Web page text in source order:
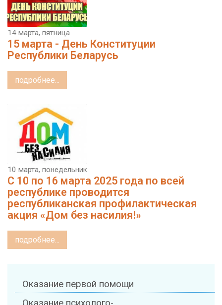
14 марта, пятница
15 марта - День Конституции
Республики Беларусь
подробнее...
10 марта, понедельник
С 10 по 16 марта 2025 года по всей
республике проводится
республиканская профилактическая
акция «Дом без насилия!»
подробнее...
Оказание первой помощи